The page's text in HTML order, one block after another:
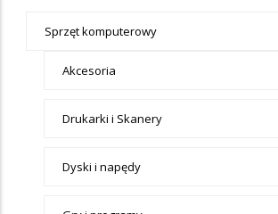
Sprzęt komputerowy
Akcesoria
Drukarki i Skanery
Dyski i napędy